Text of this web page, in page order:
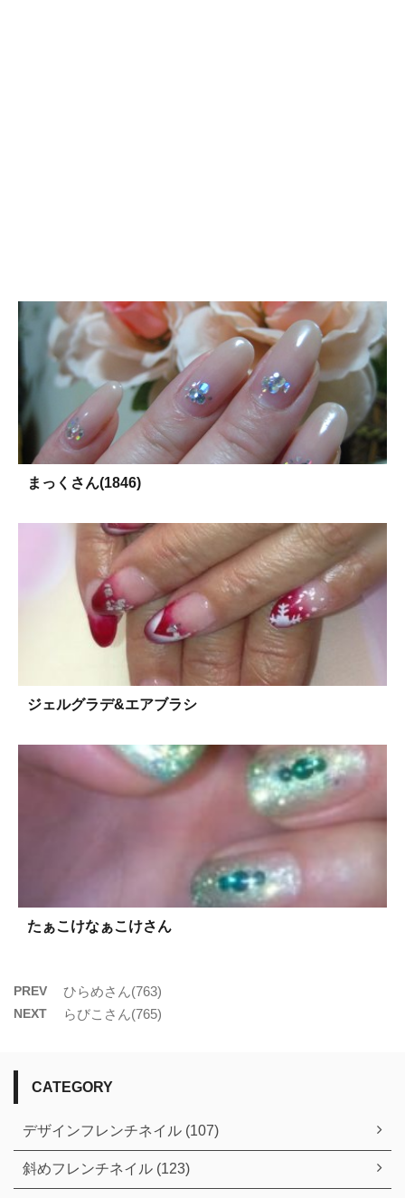
まっくさん(1846)
ジェルグラデ&エアブラシ
たぁこけなぁこけさん
PREV ひらめさん(763)
NEXT らびこさん(765)
CATEGORY
デザインフレンチネイル (107)
斜めフレンチネイル (123)